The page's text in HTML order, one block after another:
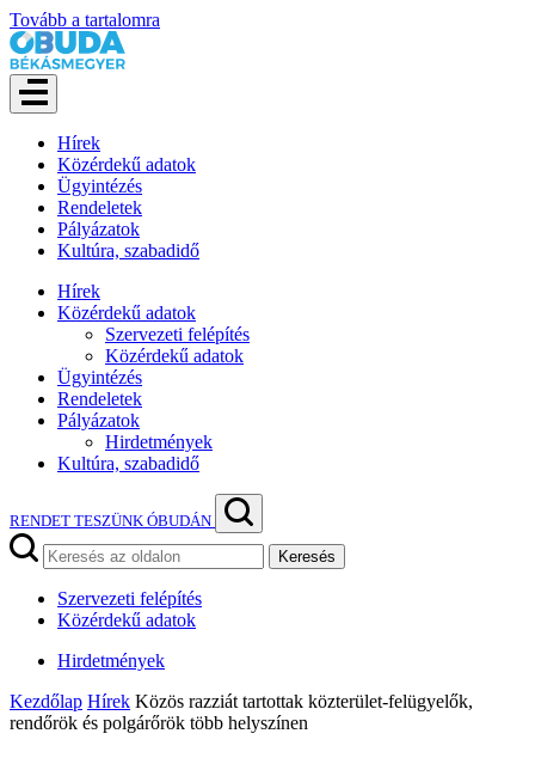
Tovább a tartalomra
Hírek
Közérdekű adatok
Ügyintézés
Rendeletek
Pályázatok
Kultúra, szabadidő
Hírek
Közérdekű adatok
Szervezeti felépítés
Közérdekű adatok
Ügyintézés
Rendeletek
Pályázatok
Hirdetmények
Kultúra, szabadidő
RENDET TESZÜNK ÓBUDÁN
Keresés
Szervezeti felépítés
Közérdekű adatok
Hirdetmények
Kezdőlap Hírek Közös razziát tartottak közterület-felügyelők,
rendőrök és polgárőrök több helyszínen